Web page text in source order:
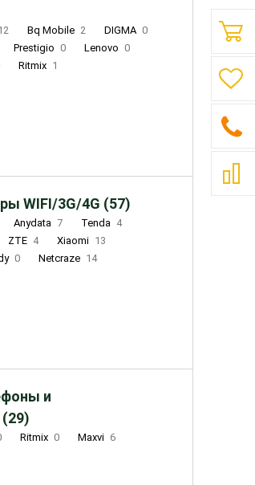
Bq Mobile 2 DIGMA 0
Prestigio 0 Lenovo 0
Ritmix 1
WIFI/3G/4G (57)
Anydata 7 Tenda 4
ZTE 4 Xiaomi 13
0 Netcraze 14
и
Ritmix 0 Maxvi 6